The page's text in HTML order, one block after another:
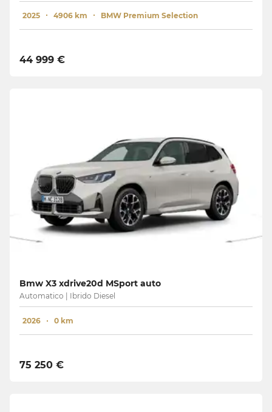
2025 4906 km BMW Premium Selection
44 999 €
Bmw X3 xdrive20d MSport auto
Automatico | Ibrido Diesel
2026 0 km
75 250 €